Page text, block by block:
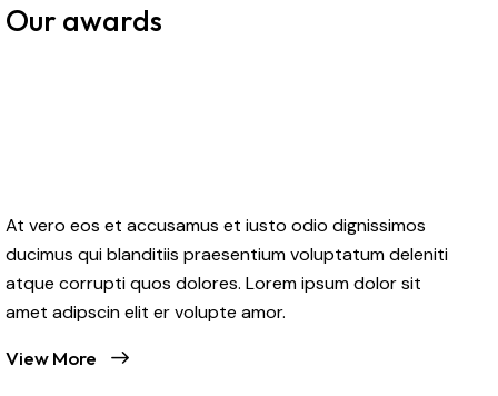
Our awards
At vero eos et accusamus et iusto odio dignissimos
ducimus qui blanditiis praesentium voluptatum deleniti
atque corrupti quos dolores. Lorem ipsum dolor sit
amet adipscin elit er volupte amor.
View More